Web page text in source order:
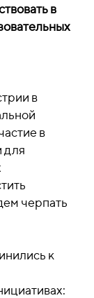
в
в
в
для
черпать
к